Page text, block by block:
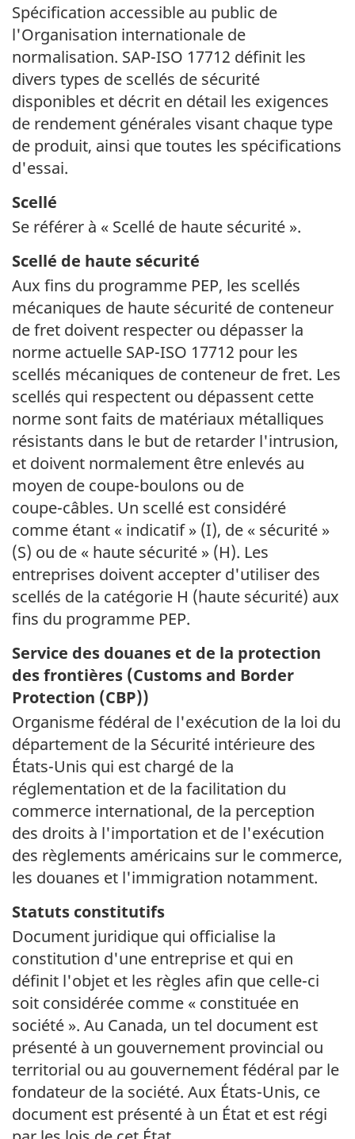
Spécification accessible au public de
l'Organisation internationale de
normalisation. SAP-ISO 17712 définit les
divers types de scellés de sécurité
disponibles et décrit en détail les exigences
de rendement générales visant chaque type
de produit, ainsi que toutes les spécifications
d'essai.
Scellé
Se référer à « Scellé de haute sécurité ».
Scellé de haute sécurité
Aux fins du programme PEP, les scellés
mécaniques de haute sécurité de conteneur
de fret doivent respecter ou dépasser la
norme actuelle SAP-ISO 17712 pour les
scellés mécaniques de conteneur de fret. Les
scellés qui respectent ou dépassent cette
norme sont faits de matériaux métalliques
résistants dans le but de retarder l'intrusion,
et doivent normalement être enlevés au
moyen de coupe-boulons ou de
coupe-câbles. Un scellé est considéré
comme étant « indicatif » (I), de « sécurité »
(S) ou de « haute sécurité » (H). Les
entreprises doivent accepter d'utiliser des
scellés de la catégorie H (haute sécurité) aux
fins du programme PEP.
Service des douanes et de la protection
des frontières (Customs and Border
Protection (CBP))
Organisme fédéral de l'exécution de la loi du
département de la Sécurité intérieure des
États-Unis qui est chargé de la
réglementation et de la facilitation du
commerce international, de la perception
des droits à l'importation et de l'exécution
des règlements américains sur le commerce,
les douanes et l'immigration notamment.
Statuts constitutifs
Document juridique qui officialise la
constitution d'une entreprise et qui en
définit l'objet et les règles afin que celle-ci
soit considérée comme « constituée en
société ». Au Canada, un tel document est
présenté à un gouvernement provincial ou
territorial ou au gouvernement fédéral par le
fondateur de la société. Aux États-Unis, ce
document est présenté à un État et est régi